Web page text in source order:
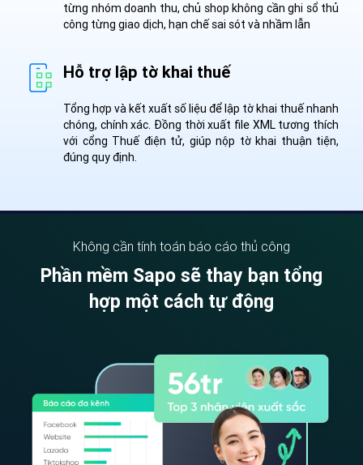
từng nhóm doanh thu, chủ shop không cần ghi sổ thủ
công từng giao dịch, hạn chế sai sót và nhầm lẫn
Hỗ trợ lập tờ khai thuế
Tổng hợp và kết xuất số liệu để lập tờ khai thuế nhanh
chóng, chính xác. Đồng thời xuất file XML tương thích
với cổng Thuế điện tử, giúp nộp tờ khai thuận tiện,
đúng quy định.
Không cần tính toán báo cáo thủ công
Phần mềm Sapo sẽ thay bạn tổng
hợp một cách tự động